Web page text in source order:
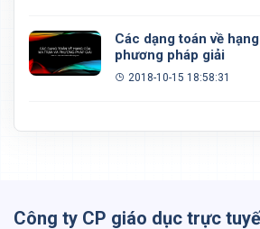
Các dạng toán về
phương pháp giải
2018-10-15 18:58:31
Công ty CP giáo dục trực